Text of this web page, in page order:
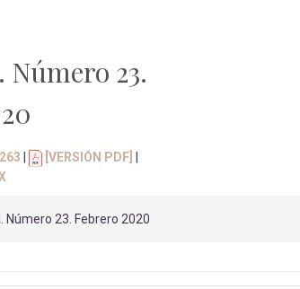
23.
[VERSIÓN PDF]
Número 23. Febrero 2020